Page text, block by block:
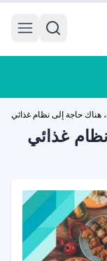
هناك حاجة إلى نظام غذائي
غذائي